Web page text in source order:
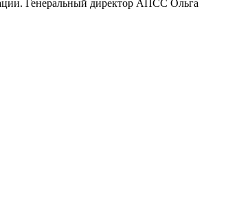
Генеральный директор АПСС Ольга